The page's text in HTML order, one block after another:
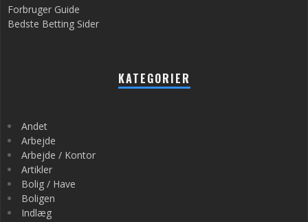
Forbruger Guide
Bedste Betting Sider
KATEGORIER
Andet
Arbejde
Arbejde / Kontor
Artikler
Bolig / Have
Boligen
Indlæg